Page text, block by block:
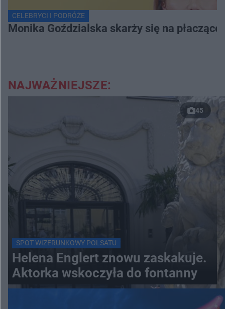
CELEBRYCI I PODRÓŻE
Monika Goździalska skarży się na
NAJWAŻNIEJSZE:
45
SPOT WIZERUNKOWY POLSATU
Helena Englert znowu zaskakuje.
Aktorka wskoczyła do fontanny